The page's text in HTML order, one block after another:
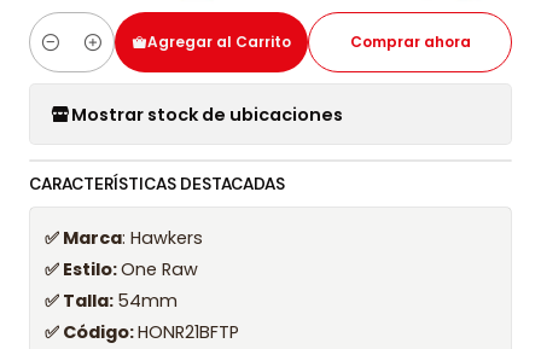
Cantidad
Agregar al Carrito Comprar ahora
Mostrar stock de ubicaciones
CARACTERÍSTICAS DESTACADAS
✅ Marca: Hawkers
✅ Estilo:One Raw
✅ Talla: 54mm
✅ Código:HONR21BFTP